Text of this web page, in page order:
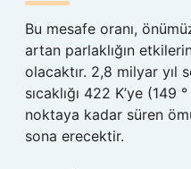
Bu mesafe oranı,
artan parlaklığın
olacaktır. 2,8 milyar yıl
sıcaklığı 422 K’ye (149
noktaya kadar süren
sona erecektir.